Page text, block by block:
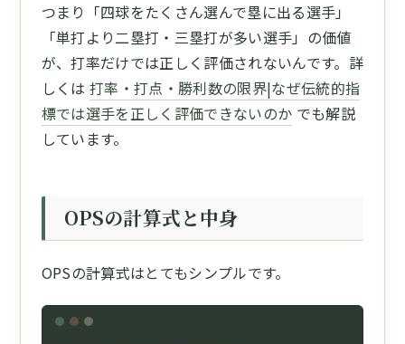
つまり「四球をたくさん選んで塁に出る選手」
「単打より二塁打・三塁打が多い選手」の価値
が、打率だけでは正しく評価されないんです。詳
しくは打率・打点・勝利数の限界|なぜ伝統的指
標では選手を正しく評価できないのか でも解説
しています。
OPSの計算式と中身
OPSの計算式はとてもシンプルです。